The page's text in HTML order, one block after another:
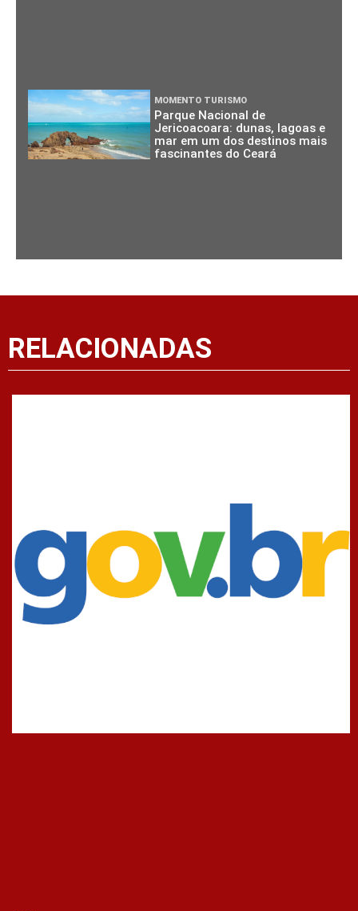
MOMENTO TURISMO
Parque Nacional de
Jericoacoara: dunas, lagoas e
mar em um dos destinos mais
fascinantes do Ceará
RELACIONADAS